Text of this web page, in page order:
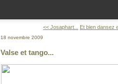
<< Josaphart... Et bien dansez
18 novembre 2009
Valse et tango...